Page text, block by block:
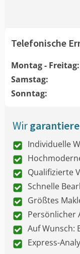
Telefonische
Montag - Freitag:
Samstag:
Sonntag:
Wir
Individuelle
Qualifizierte
Schnelle
Größtes
Persönlicher
Auf Wunsch:
Express-